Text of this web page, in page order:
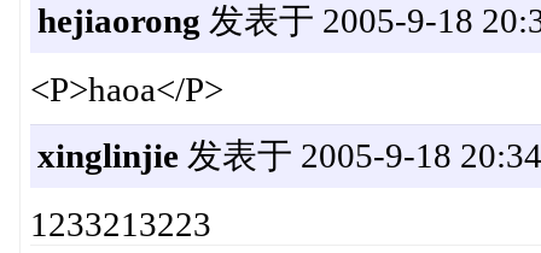
hejiaorong 发表于 2005-9-18
<P>haoa</P>
xinglinjie发表于 2005-9-18
1233213223